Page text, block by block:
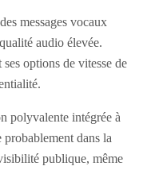
messages vocaux
audio élevée.
options de vitesse de
polyvalente intégrée à
probablement dans la
publique, même